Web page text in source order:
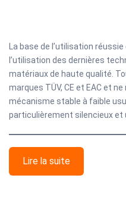
La base de l’utilisation
l’utilisation des dernières
matériaux de haute qualité.
marques TÜV, CE et EAC et
mécanisme stable à faible
particulièrement silencieux et
Lire la suite